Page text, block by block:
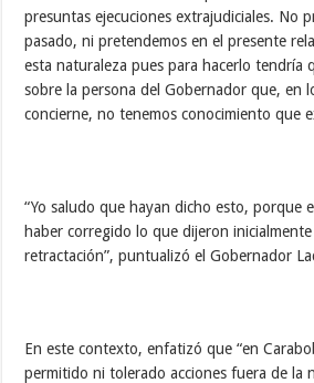
presuntas ejecuciones extrajudiciales. No
pasado, ni pretendemos en el presente
esta naturaleza pues para hacerlo tendría
sobre la persona del Gobernador que, en
concierne, no tenemos conocimiento que
“Yo saludo que hayan dicho esto, porque
haber corregido lo que dijeron
retractación”, puntualizó el Gobernador
En este contexto, enfatizó que “en
permitido ni tolerado acciones fuera de la